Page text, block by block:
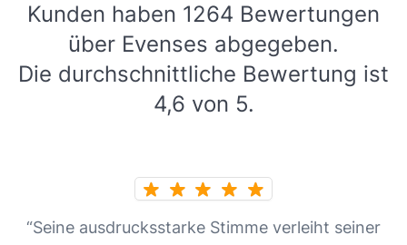
Kunden haben 1264 Bewertungen
über Evenses abgegeben.
Die durchschnittliche Bewertung ist
4,6 von 5.
“Seine ausdrucksstarke Stimme verleiht seiner